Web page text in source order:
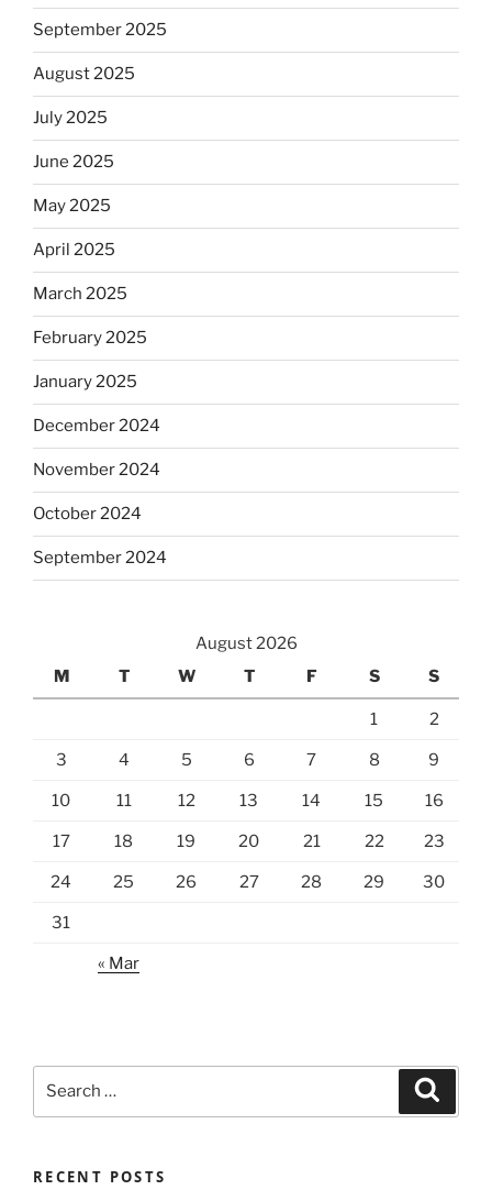
September 2025
August 2025
July 2025
June 2025
May 2025
April 2025
March 2025
February 2025
January 2025
December 2024
November 2024
October 2024
September 2024
August 2026
M
T W T F S S
1 2
3 4 5 6 7 8 9
10 11 12 13 14 15 16
17 18 19 20 21 22 23
24 25 26 27 28 29 30
31
« Mar
RECENT POSTS